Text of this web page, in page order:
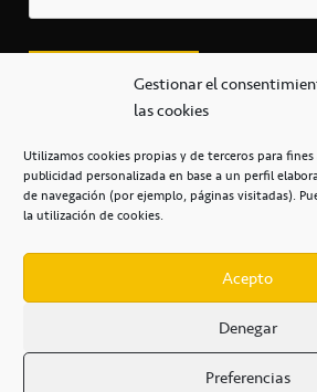
Gestionar el
las cookies
Utilizamos cookies propias y de terceros para
publicidad personalizada en base a un perfil
de navegación (por ejemplo, páginas visitadas).
la utilización de cookies.
Acepto
Denegar
Preferencias
+34 922 253 684
Casa del Deporte / 38108 –
POLÍTICA DE PRIVACIDAD /
AVISO LEGAL /